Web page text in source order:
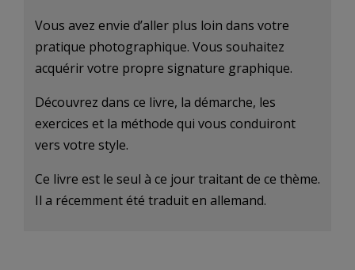
Vous avez envie d’aller plus loin dans votre
pratique photographique. Vous souhaitez
acquérir votre propre signature graphique.
Découvrez dans ce livre, la démarche, les
exercices et la méthode qui vous conduiront
vers votre style.
Ce livre est le seul à ce jour traitant de ce thème.
Il a récemment été traduit en allemand.